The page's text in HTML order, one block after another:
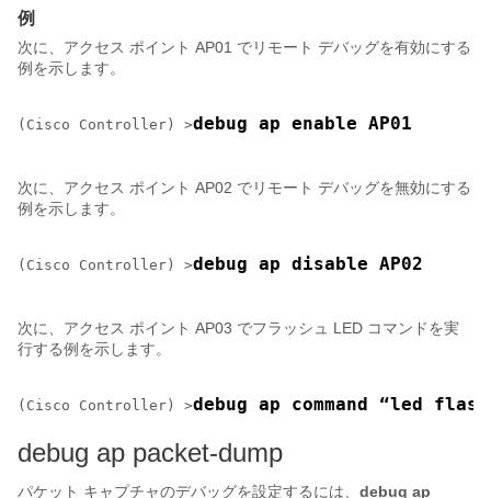
例
次に、アクセス ポイント AP01 でリモート デバッグを有効にする
例を示します。
(Cisco Controller) >debug ap enable AP01
次に、アクセス ポイント AP02 でリモート デバッグを無効にする
例を示します。
(Cisco Controller) >debug ap disable AP02
次に、アクセス ポイント AP03 でフラッシュ LED コマンドを実
行する例を示します。
(Cisco Controller) >debug ap command “led
debug ap packet-dump
パケット キャプチャのデバッグを設定するには、 debug ap